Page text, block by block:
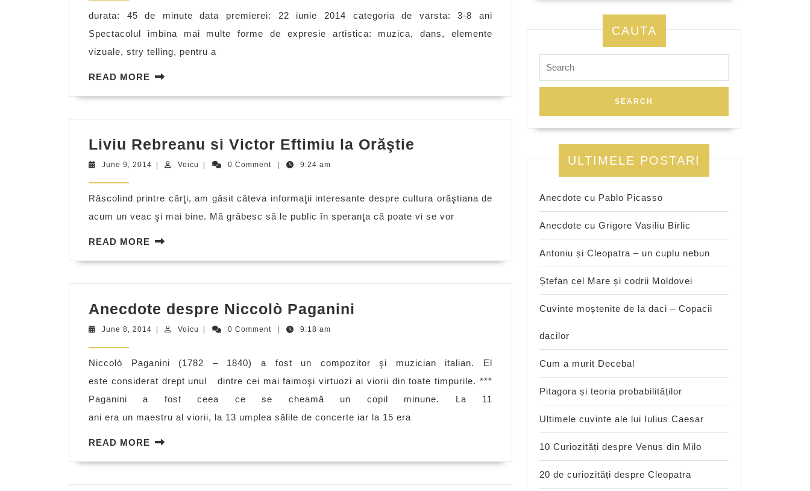
durata: 45 de minute data premierei: 22 iunie 2014 categoria de varsta: 3-8 ani
Spectacolul imbina mai multe forme de expresie artistica: muzica, dans, elemente
vizuale, stry telling, pentru a
READ MORE READ
Liviu Rebreanu si Victor Eftimiu la Orăştie
Victor
Eftimiu
June 9, 2014 June
Voicu Voicu 0 Comment 9:24 am
Răscolind printre cărţi, am găsit câteva informaţii interesante despre cultura orăştiana de
acum un veac şi mai bine. Mă grăbesc să le public în speranţa că poate vi se vor
READ MORE READ
Anecdote despre Niccolò Paganini
Paganini
June 8, 2014 June
| Voicu Voicu
| 0 Comment | 9:18 am
Niccolò Paganini (1782 – 1840) a fost un compozitor şi muzician italian. El
este considerat drept unul dintre cei mai faimoşi virtuozi ai viorii din toate timpurile. ***
Paganini a fost ceea ce se cheamă un copil minune. La 11
ani era un maestru al viorii, la 13 umplea sălile de concerte iar la 15 era
READ MORE READ
CAUTA
for:
ULTIMELE POSTARI
Anecdote cu Pablo Picasso
Anecdote cu Grigore Vasiliu Birlic
Antoniu și Cleopatra – un cuplu nebun
Ștefan cel Mare și codrii Moldovei
Cuvinte moștenite de la daci – Copacii
dacilor
Cum a murit Decebal
Pitagora și teoria probabilităților
Ultimele cuvinte ale lui Iulius Caesar
10 Curiozități despre Venus din Milo
20 de curiozități despre Cleopatra